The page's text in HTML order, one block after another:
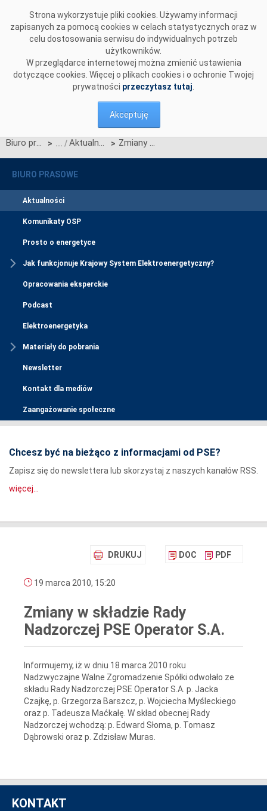
Strona wykorzystuje pliki cookies. Używamy informacji
zapisanych za pomocą cookies w celach statystycznych oraz w
celu dostosowania serwisu do indywidualnych potrzeb
użytkowników.
W przeglądarce internetowej można zmienić ustawienia
dotyczące cookies. Więcej o plikach cookies i o ochronie Twojej
prywatności przeczytasz tutaj
Akceptuję
Biuro prasowe > Aktualności > Zmiany w składzie Rady Nadzorczej PSE Operator S.A.
BIURO PRASOWE
Aktualności
Komunikaty OSP
Prosto o energetyce
Jak funkcjonuje Krajowy System Elektroenergetyczny?
Opracowania eksperckie
Podcast
Elektroenergetyka
Materiały do pobrania
Newsletter
Kontakt dla mediów
Zaangażowanie społeczne
Chcesz być na bieżąco z informacjami od PSE?
Zapisz się do newslettera lub skorzystaj z naszych kanałów RSS.
więcej...
DRUKUJ DOC PDF
19 marca 2010, 15:20
Zmiany w składzie Rady
Nadzorczej PSE Operator S.A.
Informujemy, iż w dniu 18 marca 2010 roku
Nadzwyczajne Walne Zgromadzenie Spółki odwołało ze
składu Rady Nadzorczej PSE Operator S.A. p. Jacka
Czajkę, p. Grzegorza Barszcz, p. Wojciecha Myśleckiego
oraz p. Tadeusza Maćkałę. W skład obecnej Rady
Nadzorczej wchodzą: p. Edward Słoma, p. Tomasz
Dąbrowski oraz p. Zdzisław Muras.
KONTAKT